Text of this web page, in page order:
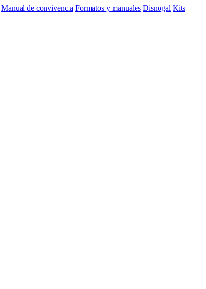
Manual de convivencia Formatos y manuales Disnogal Kits